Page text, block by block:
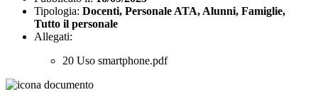
Tipologia: Docenti, Personale ATA, Alunni, Famiglie,
Tutto il personale
Allegati:
20 Uso smartphone.pdf